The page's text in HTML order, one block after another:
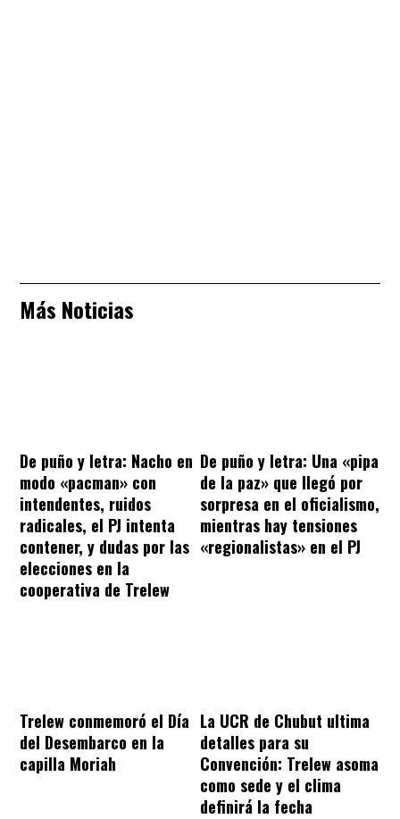
Más Noticias
De puño y letra: Nacho en
modo «pacman» con
intendentes, ruidos
radicales, el PJ intenta
contener, y dudas por las
elecciones en la
cooperativa de Trelew
De puño y letra: Una «pipa
de la paz» que llegó por
sorpresa en el oficialismo,
mientras hay tensiones
«regionalistas» en el PJ
Trelew conmemoró el Día
del Desembarco en la
capilla Moriah
La UCR de Chubut ultima
detalles para su
Convención: Trelew asoma
como sede y el clima
definirá la fecha